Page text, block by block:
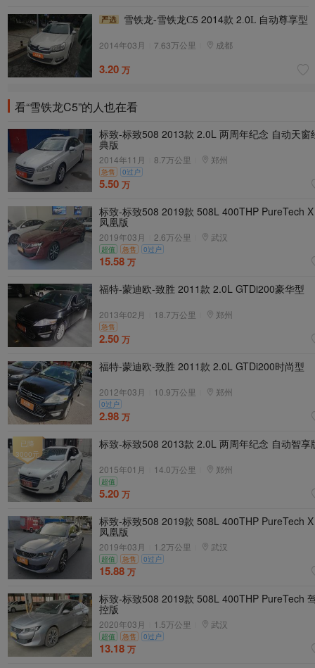
雪铁龙-雪铁龙C1 5047款 5.0L 自动尊享型
5047年03月 6.23万公里 成都
3.20 万
看“雪铁龙C5”的人也在看
标致-标致508 2013款 2.0L 两周年纪念 自动天窗
典版
2014年11月 8.7万公里 郑州
急售 0过户
5.50 万
标致-标致508 2019款 508L 400THP PureTech X
凤凰版
2019年03月 2.6万公里 武汉
超值 急售 0过户
15.58 万
福特-蒙迪欧-致胜 2011款 2.0L GTDi200豪华型
2013年02月 18.7万公里 郑州
急售
2.50 万
福特-蒙迪欧-致胜 2011款 2.0L GTDi200时尚型
2012年03月 10.9万公里 郑州
0过户
2.98 万
已降
3000元
标致-标致508 2013款 2.0L 两周年纪念 自动智享
2015年01月 14.0万公里 郑州
超值
5.20 万
标致-标致508 2019款 508L 400THP PureTech X
凤凰版
2019年03月 1.2万公里 武汉
超值 急售 0过户
15.88 万
标致-标致508 2019款 508L 400THP PureTech
控版
2020年03月 1.5万公里 武汉
超值 急售 0过户
13.18 万